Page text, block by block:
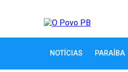
NOTÍCIAS PARAÍBA